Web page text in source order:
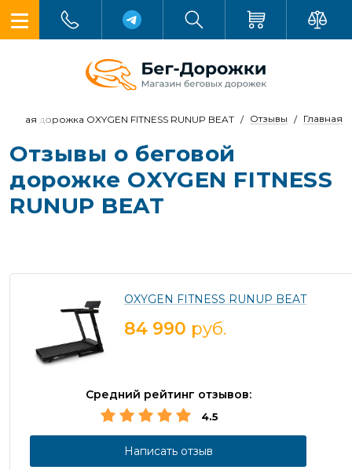
Главная
Отзывы
дорожка OXYGEN FITNESS RUNUP BEAT
Отзывы о беговой
дорожке OXYGEN FITNESS
RUNUP BEAT
OXYGEN FITNESS RUNUP BEAT
84 990 руб.
Средний рейтинг отзывов:
4.5
Написать отзыв